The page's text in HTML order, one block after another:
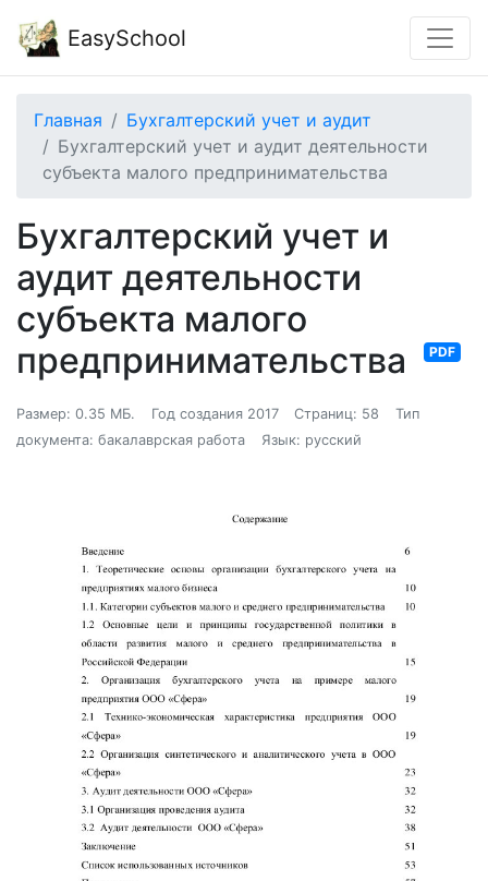
EasySchool
Главная
Бухгалтерский учет и аудит
Бухгалтерский учет и аудит деятельности
субъекта малого предпринимательства
Бухгалтерский учет и
аудит деятельности
субъекта малого
предпринимательства
PDF
Размер: 0.35 МБ. Год создания 2017 Страниц: 58
Тип
документа: бакалаврская работа
Язык: русский